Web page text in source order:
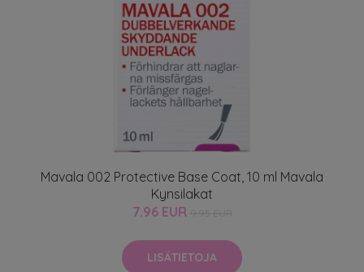
Mavala 002 Protective Base Coat, 10 ml Mavala
Kynsilakat
7.96 EUR
LISÄTIETOJA